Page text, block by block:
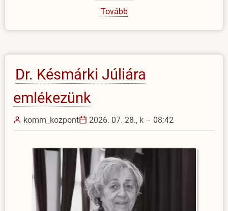
Tovább(Amerikai
Dr. Késmárki Júliára
emlékezünk
komm_kozpont 2026. 07. 28., k – 08:42